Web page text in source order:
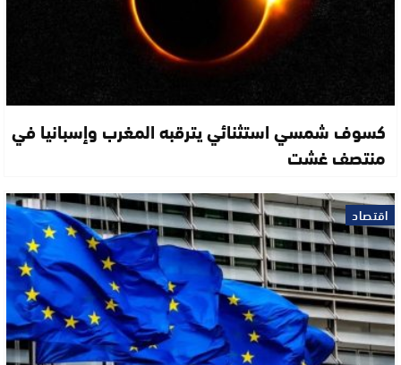
كسوف شمسي استثنائي يترقبه المغرب وإسبانيا في
منتصف غشت
اقتصاد